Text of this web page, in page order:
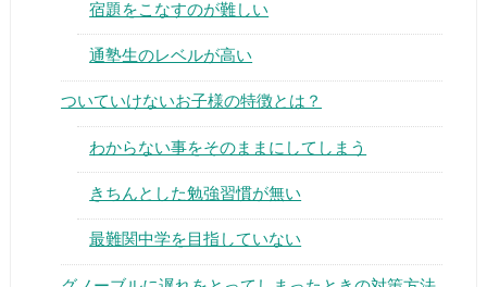
宿題をこなすのが難しい
通塾生のレベルが高い
ついていけないお子様の特徴とは？
わからない事をそのままにしてしまう
きちんとした勉強習慣が無い
最難関中学を目指していない